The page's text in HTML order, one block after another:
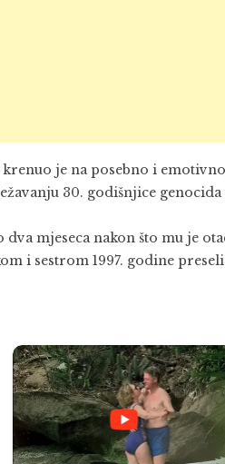
je na posebno i
30. godišnjice
dva mjeseca nakon što mu je
i sestrom 1997. godine